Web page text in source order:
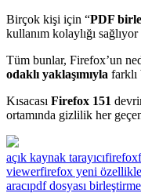
Birçok kişi için “PDF
kullanım kolaylığı
Tüm bunlar, Firefox’un
odaklı yaklaşımıyla farklı
Kısacası Firefox 151
ortamında gizlilik her
açık kaynak tarayıcıfirefox
viewerfirefox yeni
aracıpdf dosyası birleştirme